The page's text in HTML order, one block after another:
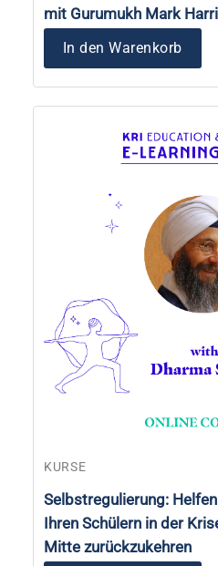
mit Gurumukh Mark
In den Warenkorb
KURSE
Selbstregulierung:
Ihren Schülern in der
Mitte zurückzukehren